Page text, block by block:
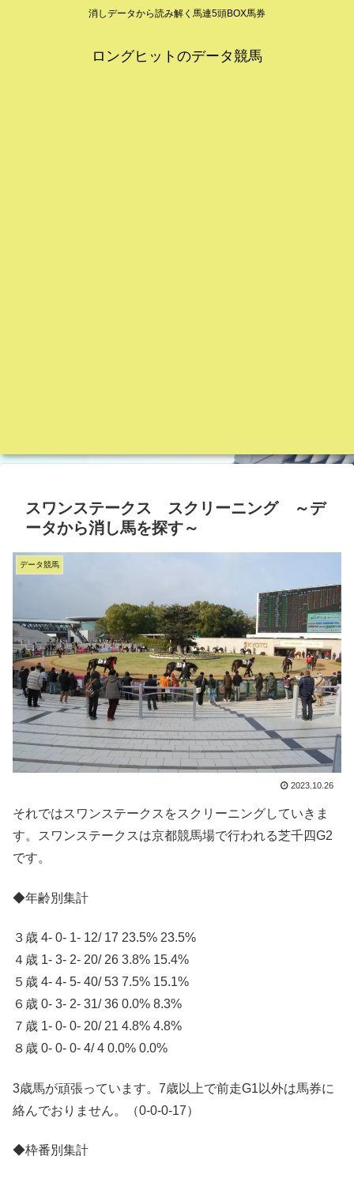
消しデータから読み解く馬連5頭BOX馬券
ロングヒットのデータ競馬
スワンステークス スクリーニング ～デ
ータから消し馬を探す～
データ競馬
2023.10.26
それではスワンステークスをスクリーニングしていきま
す。スワンステークスは京都競馬場で行われる芝千四G2
です。
◆年齢別集計
３歳 4- 0- 1- 12/ 17 23.5% 23.5%
４歳 1- 3- 2- 20/ 26 3.8% 15.4%
５歳 4- 4- 5- 40/ 53 7.5% 15.1%
６歳 0- 3- 2- 31/ 36 0.0% 8.3%
７歳 1- 0- 0- 20/ 21 4.8% 4.8%
８歳 0- 0- 0- 4/ 4 0.0% 0.0%
3歳馬が頑張っています。7歳以上で前走G1以外は馬券に
絡んでおりません。（0-0-0-17）
◆枠番別集計